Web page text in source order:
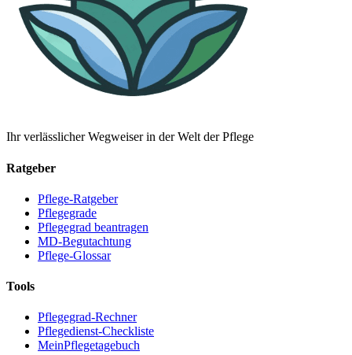
Ihr verlässlicher Wegweiser in der Welt der Pflege
Ratgeber
Pflege-Ratgeber
Pflegegrade
Pflegegrad beantragen
MD-Begutachtung
Pflege-Glossar
Tools
Pflegegrad-Rechner
Pflegedienst-Checkliste
MeinPflegetagebuch